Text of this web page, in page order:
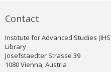
Contact
Institute for Advanced Studies
Library
Josefstaedter Strasse 39
1080 Vienna, Austria